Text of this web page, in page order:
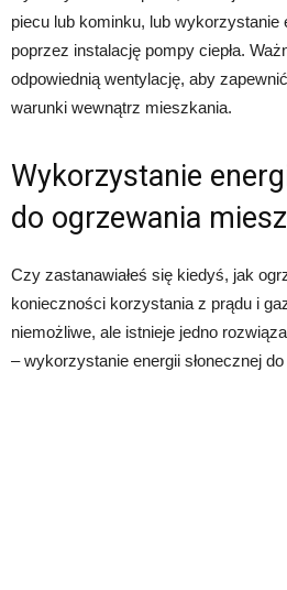
piecu lub kominku, lub wykorzystanie
poprzez instalację pompy ciepła.
odpowiednią wentylację, aby
warunki wewnątrz mieszkania.
Wykorzystanie
do ogrzewania
Czy zastanawiałeś się kiedyś, jak
konieczności korzystania z prądu i
niemożliwe, ale istnieje jedno
– wykorzystanie energii słonecznej